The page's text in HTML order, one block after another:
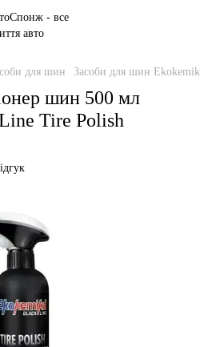
для шин Засоби для шин
шин 500 мл
Tire Polish